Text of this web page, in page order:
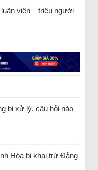
viên – triệu người
bị xử lý, câu hỏi nào
Hóa bị khai trừ Đảng